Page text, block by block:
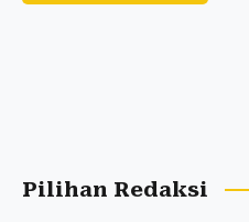
Pilihan Redaksi